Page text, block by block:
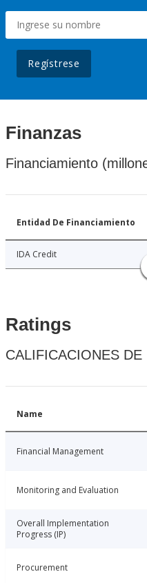
Regístrese
Finanzas
Financiamiento
Entidad De Financiamiento
IDA Credit
Ratings
CALIFICACIONES DE
Name
Financial Management
Monitoring and Evaluation
Overall Implementation
Progress (IP)
Procurement